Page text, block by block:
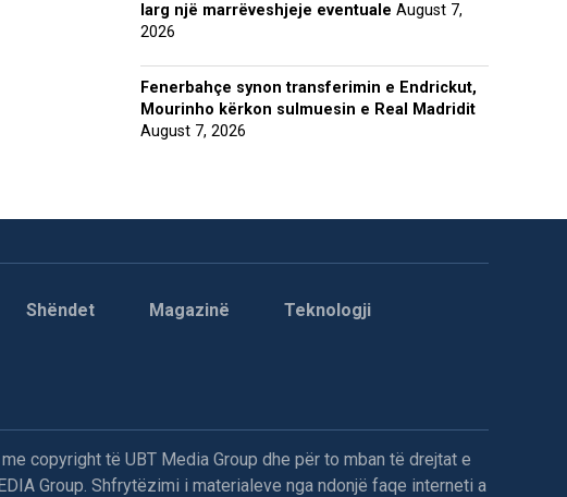
larg një marrëveshjeje eventuale August 7,
2026
Fenerbahçe synon transferimin e Endrickut,
Mourinho kërkon sulmuesin e Real Madridit
August 7, 2026
Shëndet Magazinë Teknologji
copyright të UBT Media Group dhe për to mban të drejtat e
Group. Shfrytëzimi i materialeve nga ndonjë faqe interneti a